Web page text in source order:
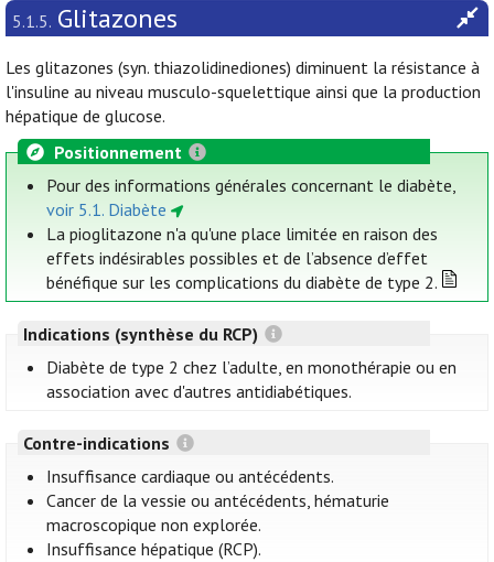
5.1.5. Glitazones
Les glitazones (syn. thiazolidinediones) diminuent la résistance à
l'insuline au niveau musculo-squelettique ainsi que la production
hépatique de glucose.
Positionnement
Pour des informations générales concernant le diabète,
voir 5.1. Diabète
La pioglitazone n'a qu'une place limitée en raison des
effets indésirables possibles et de l’absence d’effet
bénéfique sur les complications du diabète de type 2.
Indications (synthèse du RCP)
Diabète de type 2 chez l’adulte, en monothérapie ou en
association avec d'autres antidiabétiques.
Contre-indications
Insuffisance cardiaque ou antécédents.
Cancer de la vessie ou antécédents, hématurie
macroscopique non explorée.
Insuffisance hépatique (RCP).